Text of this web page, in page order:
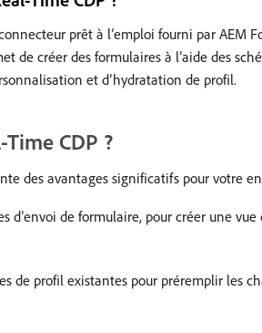
prêt à l’emploi fourni par
de créer des formulaires à l’aide des
et d’hydratation de profil.
CDP ?
des avantages significatifs pour votre
d’envoi de formulaire, pour créer une
de profil existantes pour préremplir les